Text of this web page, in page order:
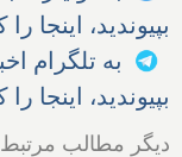
بپیوندید، اینجا
به تلگرام
بپیوندید، اینجا
دیگر مطالب مرتبط